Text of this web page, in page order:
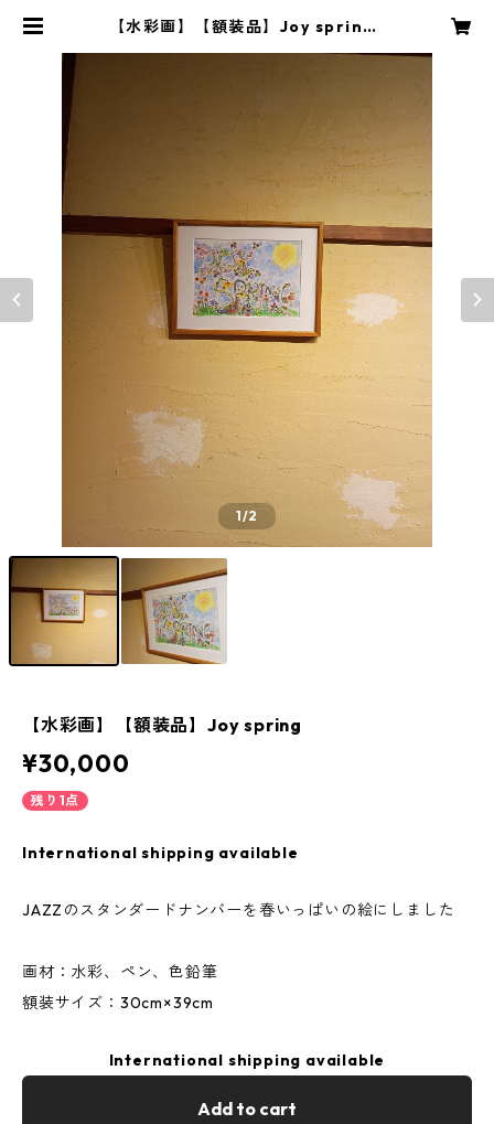
【水彩画】【額装品】Joy spring |
1/2
【水彩画】【額装品】Joy spring
¥30,000
残り1点
International shipping available
JAZZのスタンダードナンバーを春いっぱいの絵にしました
画材：水彩、ペン、色鉛筆
額装サイズ：30cm×39cm
International shipping available
Add to cart